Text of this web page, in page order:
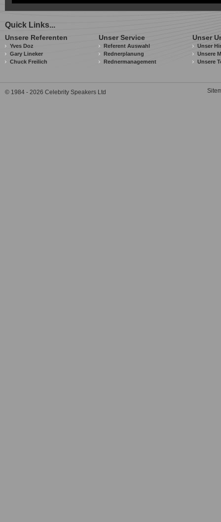
Quick Links...
Unsere Referenten
Yves Doz
Gary Lineker
Chuck Freilich
Unser Service
Referent Auswahl
Rednerplanung
Rednermanagement
Unser
Unser
Unsere
Unsere
© 1984 - 2026 Celebrity Speakers Ltd